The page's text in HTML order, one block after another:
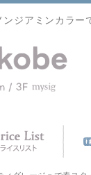
ジアミンカラ